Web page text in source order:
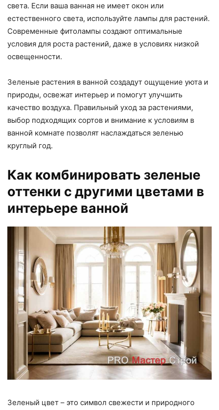
света. Если ваша ванная не имеет окон или
естественного света, используйте лампы для растений.
Современные фитолампы создают оптимальные
условия для роста растений, даже в условиях низкой
освещенности.
Зеленые растения в ванной создадут ощущение уюта и
природы, освежат интерьер и помогут улучшить
качество воздуха. Правильный уход за растениями,
выбор подходящих сортов и внимание к условиям в
ванной комнате позволят наслаждаться зеленью
круглый год.
Как комбинировать зеленые
оттенки с другими цветами в
интерьере ванной
Зеленый цвет – это символ свежести и природного